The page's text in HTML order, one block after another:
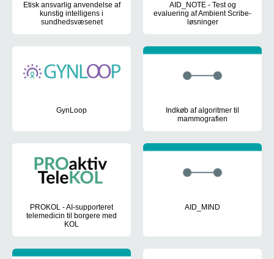
Etisk ansvarlig anvendelse af
kunstig intelligens i
sundhedsvæsenet
AID_NOTE - Test og
evaluering af Ambient Scribe-
løsninger
GynLoop
Udvikling af bedre værktøjer til at opdage cervikale problemer
Indkøb af algoritmer til
mammografien
PROKOL - AI-supporteret
telemedicin til borgere med
KOL
AID_MIND